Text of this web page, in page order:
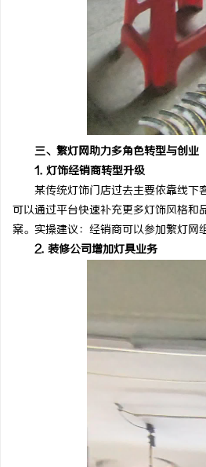
三、繁灯网助力多角色转型与创业
1. 灯饰经销商转型升级
某传统灯饰门店过去主要依靠线下客
可以通过平台快速补充更多灯饰风格和
案。实操建议：经销商可以参加繁灯网
2. 装修公司增加灯具业务